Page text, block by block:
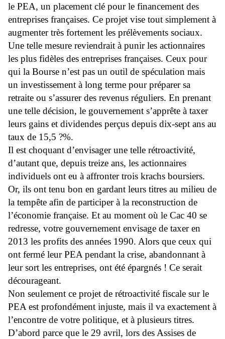
le PEA, un placement clé pour le financement des
entreprises françaises. Ce projet vise tout simplement à
augmenter très fortement les prélèvements sociaux.
Une telle mesure reviendrait à punir les actionnaires
les plus fidèles des entreprises françaises. Ceux pour
qui la Bourse n’est pas un outil de spéculation mais
un investissement à long terme pour préparer sa
retraite ou s’assurer des revenus réguliers. En prenant
une telle décision, le gouvernement s’apprête à taxer
leurs gains et dividendes perçus depuis dix-sept ans au
taux de 15,5 ?%.
Il est choquant d’envisager une telle rétroactivité,
d’autant que, depuis treize ans, les actionnaires
individuels ont eu à affronter trois krachs boursiers.
Or, ils ont tenu bon en gardant leurs titres au milieu de
la tempête afin de participer à la reconstruction de
l’économie française. Et au moment où le Cac 40 se
redresse, votre gouvernement envisage de taxer en
2013 les profits des années 1990. Alors que ceux qui
ont fermé leur PEA pendant la crise, abandonnant à
leur sort les entreprises, ont été épargnés ! Ce serait
décourageant.
Non seulement ce projet de rétroactivité fiscale sur le
PEA est profondément injuste, mais il va exactement à
l’encontre de votre politique, et à plusieurs titres.
D’abord parce que le 29 avril, lors des Assises de